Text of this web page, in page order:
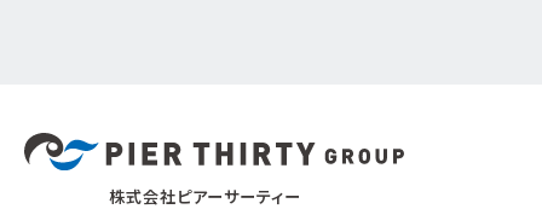
株式会社ピアーサーティー